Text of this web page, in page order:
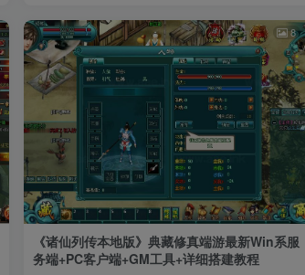
8
《诸仙列传本地版》典藏修真端游最新Win系服
务端+PC客户端+GM工具+详细搭建教程